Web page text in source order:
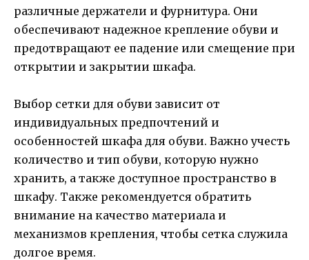
различные держатели и фурнитура. Они
обеспечивают надежное крепление обуви и
предотвращают ее падение или смещение при
открытии и закрытии шкафа.
Выбор сетки для обуви зависит от
индивидуальных предпочтений и
особенностей шкафа для обуви. Важно учесть
количество и тип обуви, которую нужно
хранить, а также доступное пространство в
шкафу. Также рекомендуется обратить
внимание на качество материала и
механизмов крепления, чтобы сетка служила
долгое время.